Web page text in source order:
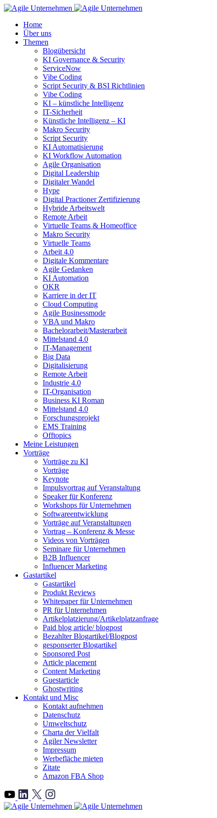
Home
Über uns
Themen
Blogübersicht
KI Governance & Security
ServiceNow
Vibe Coding
Script Security & BSI Richtlinien
Vibe Coding
KI – künstliche Intelligenz
IT-Sicherheit
Künstliche Intelligenz – KI
Makro Security
Script Security
KI Automatisierung
KI Workflow Automation
Agile Organisation
Digital Leadership
Digitaler Wandel
Hype
Digital Practioner Zertifizierung
Hybride Arbeitswelt
Remote Arbeit
Virtuelle Teams & Homeoffice
Makro Security
Virtuelle Teams
Arbeit 4.0
Digitale Kommentare
Agile Gedanken
KI Automation
OKR
Karriere in der IT
Cloud Computing
Agile Businessmode
VBA und Makro
Bachelorarbeit/Masterarbeit
Mittelstand 4.0
IT-Management
Big Data
Digitalisierung
Remote Arbeit
Industrie 4.0
IT-Organisation
Business KI Roman
Mittelstand 4.0
Forschungsprojekt
EMS Training
Offtopics
Meine Leistungen
Vorträge
Vorträge zu KI
Vorträge
Keynote
Impulsvortrag auf Veranstaltung
Speaker für Konferenz
Workshops für Unternehmen
Softwareentwicklung
Vorträge auf Veranstaltungen
Vortrag – Konferenz & Messe
Videos von Vorträgen
Seminare für Unternehmen
B2B Influencer
Influencer Marketing
Gastartikel
Gastartikel
Produkt Reviews
Whitepaper für Unternehmen
PR für Unternehmen
Artikelplatzierung/Artikelplatzanfrage
Paid blog article/ blogpost
Bezahlter Blogartikel/Blogpost
gesponserter Blogartikel
Sponsored Post
Article placement
Content Marketing
Guestarticle
Ghostwriting
Kontakt und Misc
Kontakt aufnehmen
Datenschutz
Umweltschutz
Charta der Vielfalt
Agiler Newsletter
Impressum
Werbefläche mieten
Zitate
Amazon FBA Shop
">